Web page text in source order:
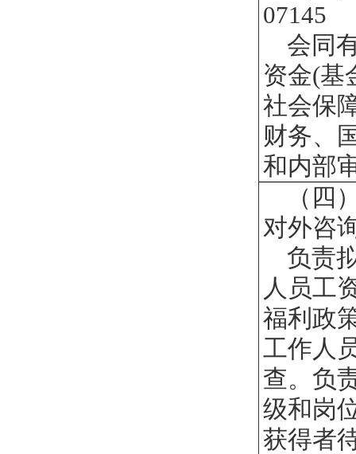
07145
会同
资金(基
社会保
财务、
和内部
（
对外咨
负责
人员工
福利政
工作人
查。负
级和岗
获得者